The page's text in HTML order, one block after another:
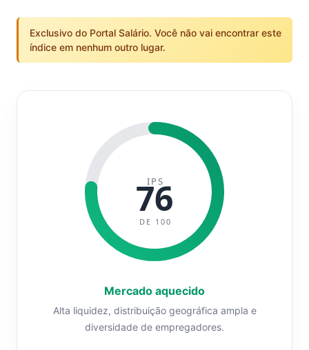
Exclusivo do Portal Salário. Você não vai encontrar este
índice em nenhum outro lugar.
IPS
76
DE 100
Mercado aquecido
Alta liquidez, distribuição geográfica ampla e
diversidade de empregadores.